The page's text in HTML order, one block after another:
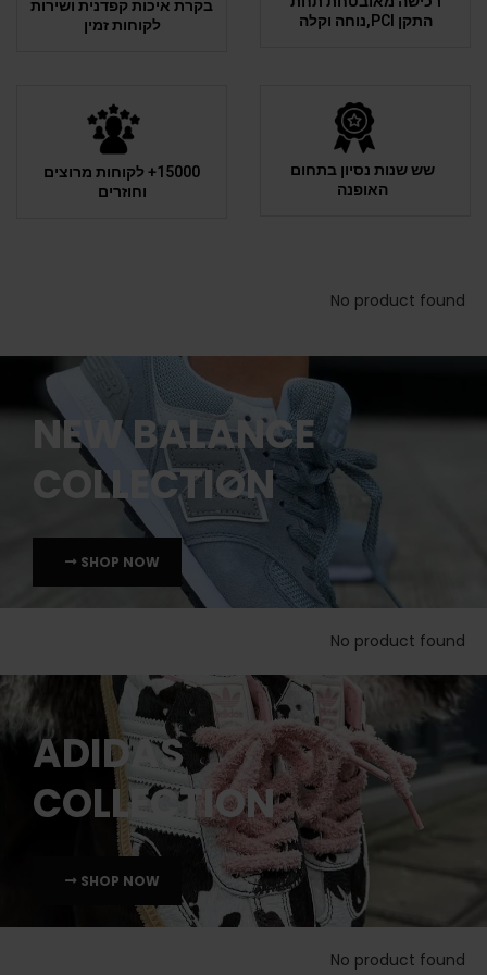
התקן PCI,נוחה וקלה
בקרת איכות קפדנית ושירות
לקוחות זמין
שש שנות נסיון בתחום
האופנה
15000+ לקוחות מרוצים
וחוזרים
No product found
No product found
NEW BALANCE
COLLECTION
SHOP NOW
ADIDAS
COLLECTION
SHOP NOW
No product found